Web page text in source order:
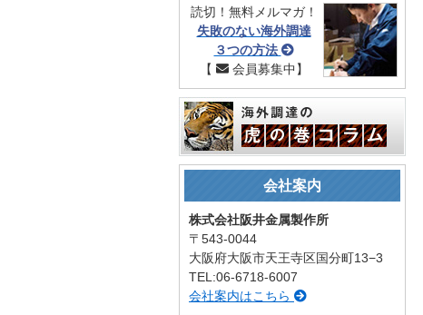
読切！無料メルマガ！
失敗のない海外調達
３つの方法
【
会員募集中】
会社案内
株式会社阪井金属製作所
〒543-0044
大阪府大阪市天王寺区国分町13−3
TEL:06-6718-6007
会社案内はこちら